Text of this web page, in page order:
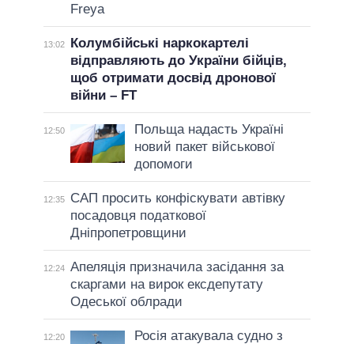
Freya
13:02
Колумбійські наркокартелі
відправляють до України бійців,
щоб отримати досвід дронової
війни – FT
12:50
Польща надасть Україні
новий пакет військової
допомоги
12:35
САП просить конфіскувати автівку
посадовця податкової
Дніпропетровщини
12:24 Апеляція призначила засідання за
скаргами на вирок ексдепутату
Одеської облради
12:20
Росія атакувала судно з